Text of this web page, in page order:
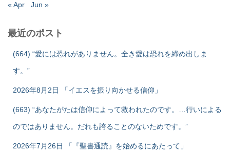
« Apr
Jun »
最近のポスト
(664) “愛には恐れがありません。全き愛は恐れを締め出しま
す。”
2026年8月2日 「イエスを振り向かせる信仰」
(663) “あなたがたは信仰によって救われたのです。…行いによる
のではありません。だれも誇ることのないためです。”
2026年7月26日 「『聖書通読』を始めるにあたって」